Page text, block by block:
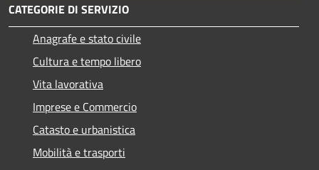
CATEGORIE DI SERVIZIO
Anagrafe e stato civile
Cultura e tempo libero
Vita lavorativa
Imprese e Commercio
Catasto e urbanistica
Mobilità e trasporti